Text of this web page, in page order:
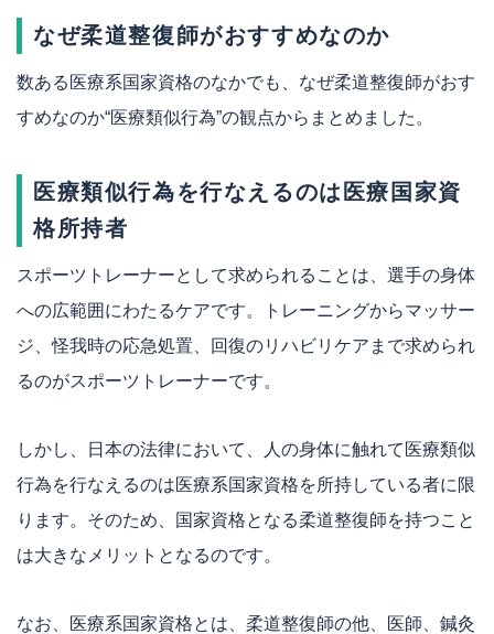
なぜ柔道整復師がおすすめなのか
数ある医療系国家資格のなかでも、なぜ柔道整復師がおす
すめなのか“医療類似行為”の観点からまとめました。
医療類似行為を行なえるのは医療国家資
格所持者
スポーツトレーナーとして求められることは、選手の身体
への広範囲にわたるケアです。トレーニングからマッサー
ジ、怪我時の応急処置、回復のリハビリケアまで求められ
るのがスポーツトレーナーです。
しかし、日本の法律において、人の身体に触れて医療類似
行為を行なえるのは医療系国家資格を所持している者に限
ります。そのため、国家資格となる柔道整復師を持つこと
は大きなメリットとなるのです。
なお、医療系国家資格とは、柔道整復師の他、医師、鍼灸